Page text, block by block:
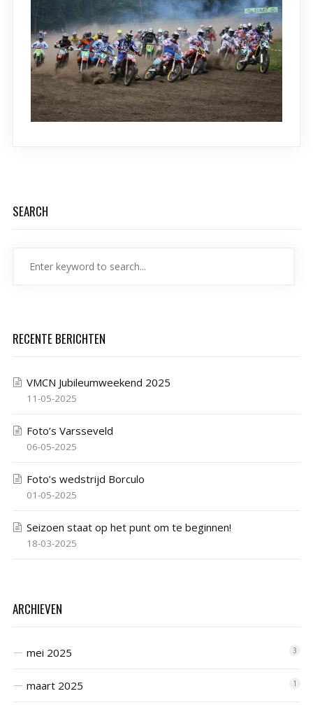
SEARCH
RECENTE BERICHTEN
VMCN Jubileumweekend 2025
11-05-2025
Foto’s Varsseveld
06-05-2025
Foto’s wedstrijd Borculo
01-05-2025
Seizoen staat op het punt om te beginnen!
18-03-2025
ARCHIEVEN
mei 2025 3
maart 2025 1